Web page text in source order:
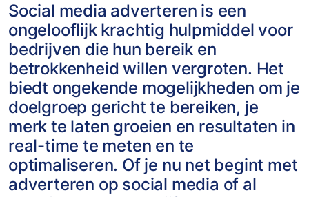
Social media adverteren is een
ongelooflijk krachtig hulpmiddel voor
bedrijven die hun bereik en
betrokkenheid willen vergroten. Het
biedt ongekende mogelijkheden om je
doelgroep gericht te bereiken, je
merk te laten groeien en resultaten in
real-time te meten en te
optimaliseren. Of je nu net begint met
adverteren op social media of al